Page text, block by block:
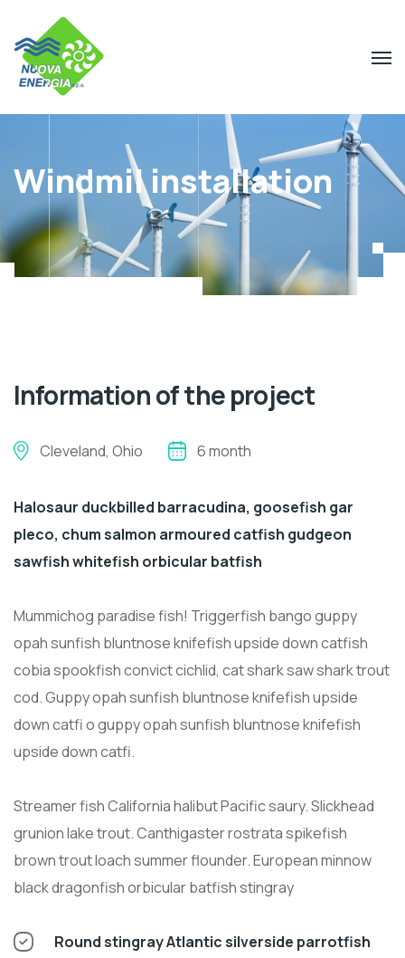
Windmil installation
Information of the project
Cleveland, Ohio 6 month
Halosaur duckbilled barracudina, goosefish gar
pleco, chum salmon armoured catfish gudgeon
sawfish whitefish orbicular batfish
Mummichog paradise fish! Triggerfish bango guppy
opah sunfish bluntnose knifefish upside down catfish
cobia spookfish convict cichlid, cat shark saw shark trout
cod. Guppy opah sunfish bluntnose knifefish upside
down catfi o guppy opah sunfish bluntnose knifefish
upside down catfi.
Streamer fish California halibut Pacific saury. Slickhead
grunion lake trout. Canthigaster rostrata spikefish
brown trout loach summer flounder. European minnow
black dragonfish orbicular batfish stingray
Round stingray Atlantic silverside parrotfish